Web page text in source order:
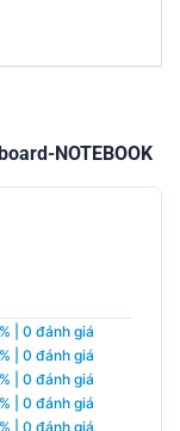
NOTEBOOK
| 0 đánh giá
| 0 đánh giá
| 0 đánh giá
| 0 đánh giá
| 0 đánh giá